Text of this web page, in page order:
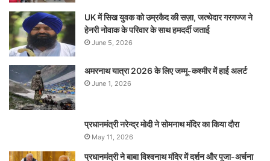
UK में सिख युवक को उम्रकैद की सज़ा, जत्थेदार गरगज्ज ने
हेनरी नोवाक के परिवार के साथ हमदर्दी जताई
June 5, 2026
अमरनाथ यात्रा 2026 के लिए जम्मू-कश्मीर में हाई अलर्ट
June 1, 2026
प्रधानमंत्री नरेन्‍द्र मोदी ने सोमनाथ मंदिर का किया दौरा
May 11, 2026
प्रधानमंत्री ने बाबा विश्वनाथ मंदिर में दर्शन और पूजा-अर्चना